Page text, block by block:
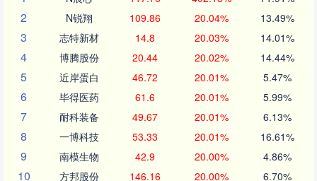
2 N锐翔 109.86 20.04% 13.49%
3 志特新材 14.8 20.03% 14.01%
4 博腾股份 20.44 20.02% 14.44%
5 近岸蛋白 46.72 20.01% 5.47%
6 毕得医药 61.6 20.01% 5.99%
7 耐科装备 49.67 20.01% 6.13%
8 一博科技 53.33 20.01% 16.61%
9 南模生物 42.9 20.00% 4.86%
10 方邦股份 146.16 20.00% 6.70%